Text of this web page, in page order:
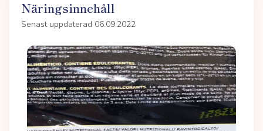
Näringsinnehåll
Senast uppdaterad 06.09.2022